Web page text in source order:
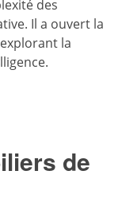
des
Il a ouvert la
la
de